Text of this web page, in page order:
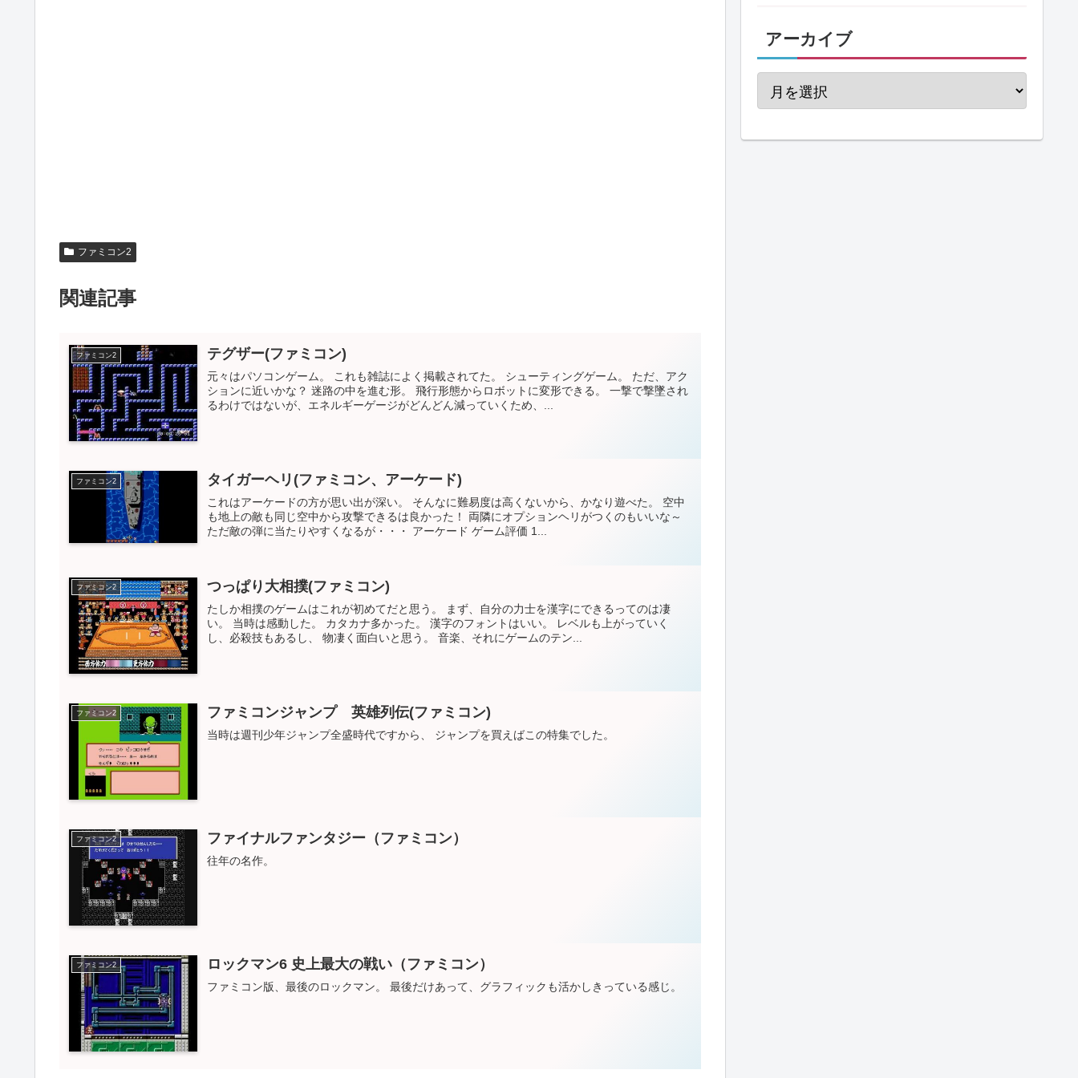
ファミコン2
関連記事
ファミコン2 テグザー(ファミコン)
元々はパソコンゲーム。 これも雑誌によく掲載されてた。 シューティングゲーム。 ただ、アク
ションに近いかな？ 迷路の中を進む形。 飛行形態からロボットに変形できる。 一撃で撃墜され
るわけではないが、エネルギーゲージがどんどん減っていくため、...
ファミコン2 タイガーヘリ(ファミコン、アーケード)
これはアーケードの方が思い出が深い。 そんなに難易度は高くないから、かなり遊べた。 空中
も地上の敵も同じ空中から攻撃できるは良かった！ 両隣にオプションヘリがつくのもいいな～
ただ敵の弾に当たりやすくなるが・・・ アーケード ゲーム評価 1...
ファミコン2 つっぱり大相撲(ファミコン)
たしか相撲のゲームはこれが初めてだと思う。 まず、自分の力士を漢字にできるってのは凄
い。 当時は感動した。 カタカナ多かった。 漢字のフォントはいい。 レベルも上がっていく
し、必殺技もあるし、 物凄く面白いと思う。 音楽、それにゲームのテン...
ファミコン2 ファミコンジャンプ 英雄列伝(ファミコン)
当時は週刊少年ジャンプ全盛時代ですから、 ジャンプを買えばこの特集でした。
ファミコン2 ファイナルファンタジー（ファミコン）
往年の名作。
ファミコン2 ロックマン6 史上最大の戦い（ファミコン）
ファミコン版、最後のロックマン。 最後だけあって、グラフィックも活かしきっている感じ。
アーカイブ